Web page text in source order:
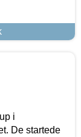
i
De startede